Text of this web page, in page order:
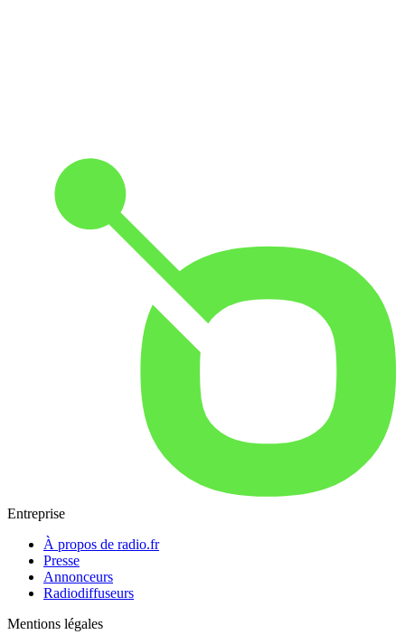
Entreprise
À propos de radio.fr
Presse
Annonceurs
Radiodiffuseurs
Mentions légales